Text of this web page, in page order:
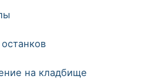
на кладбище